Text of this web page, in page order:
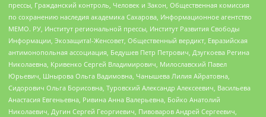
прессы, Гражданский контроль, Человек и Закон, Общественная комиссия
по сохранению наследия академика Сахарова, Информационное агентство
МЕМО. РУ, Институт региональной прессы, Институт Развития Свободы
Информации, Экозащита!-Женсовет, Общественный вердикт, Евразийская
антимонопольная ассоциация, Бедушев Петр Петрович, Дзугкоева Регина
Николаевна, Кривенко Сергей Владимирович, Милославский Павел
Юрьевич, Шнырова Ольга Вадимовна, Чанышева Лилия Айратовна,
Сидорович Ольга Борисовна, Туровский Александр Алексеевич, Васильева
Анастасия Евгеньевна, Ривина Анна Валерьевна, Бойко Анатолий
Николаевич, Дугин Сергей Георгиевич, Пивоваров Андрей Сергеевич,